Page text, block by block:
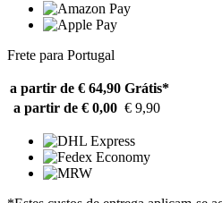
Frete para Portugal
a partir de € 64,90 Grátis*
a partir de € 0,00 € 9,90